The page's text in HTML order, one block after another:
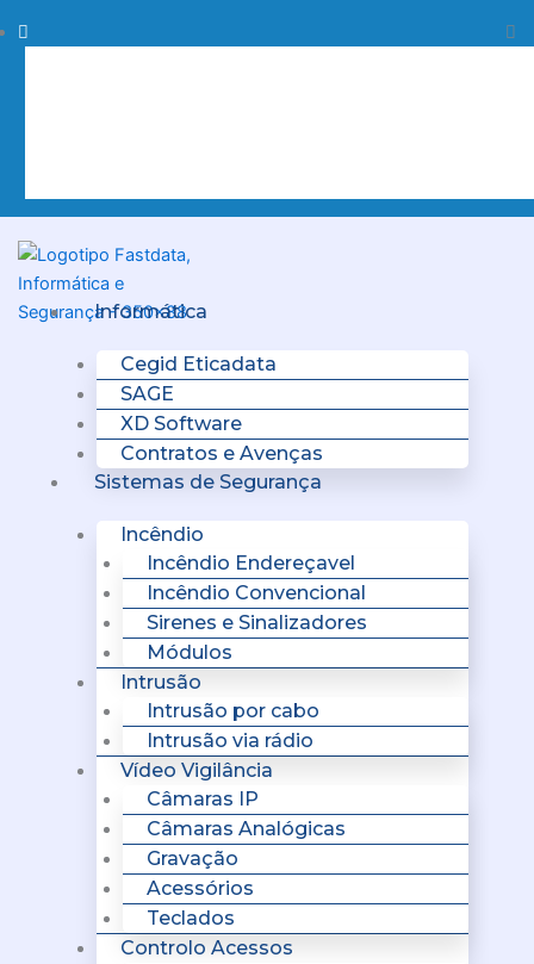
to
Procurar
Informática
Cegid Eticadata
SAGE
XD Software
Contratos e Avenças
Sistemas de Segurança
Incêndio
Incêndio Endereçavel
Incêndio Convencional
Sirenes e Sinalizadores
Módulos
Intrusão
Intrusão por cabo
Intrusão via rádio
Vídeo Vigilância
Câmaras IP
Câmaras Analógicas
Gravação
Acessórios
Teclados
Controlo Acessos
Menu